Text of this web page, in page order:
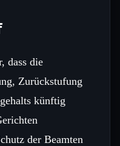
dass die
Zurückstufung
künftig
der Beamten